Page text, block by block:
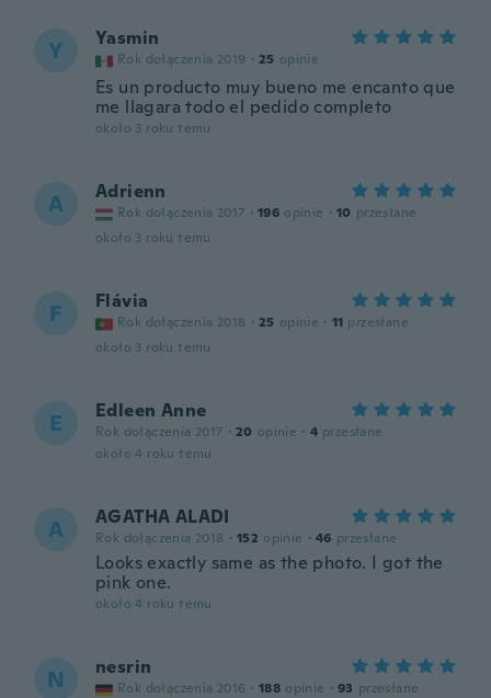
Y Yasmin
Rok dołączenia 2019 · 25 opinie
Es un producto muy bueno me encanto que
me llagara todo el pedido completo
około 3 roku temu
A Adrienn
Rok dołączenia 2017 · 196 opinie · 10 przesłane
około 3 roku temu
F Flávia
Rok dołączenia 2018 · 25 opinie · 11 przesłane
około 3 roku temu
E Edleen Anne
Rok dołączenia 2017 · 20 opinie · 4 przesłane
około 4 roku temu
A AGATHA ALADI
Rok dołączenia 2018 · 152 opinie · 46 przesłane
Looks exactly same as the photo. I got the
pink one.
około 4 roku temu
N nesrin
Rok dołączenia 2016 · 188 opinie · 93 przesłane